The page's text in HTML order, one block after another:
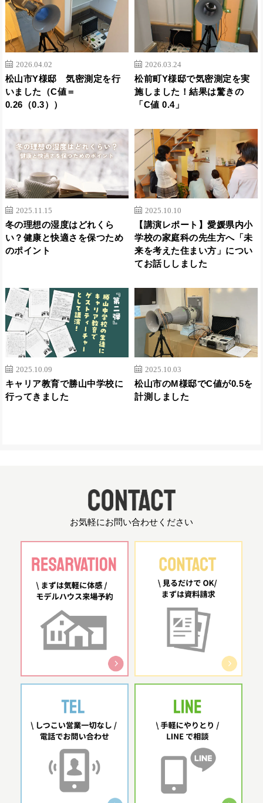
2026.04.02
松山市Y様邸 気密測定を行
いました（C値＝
0.26（0.3））
2026.03.24
松前町Y様邸で気密測定を実
施しました！結果は驚きの
「C値 0.4」
2025.11.15
冬の理想の湿度はどれくら
い？健康と快適さを保つため
のポイント
2025.10.10
【講演レポート】愛媛県内小
学校の家庭科の先生方へ「未
来を考えた住まい方」につい
てお話ししました
2025.10.09
キャリア教育で勝山中学校に
行ってきました
2025.10.03
松山市のM様邸でC値が0.5を
計測しました
お気軽にお問い合わせください